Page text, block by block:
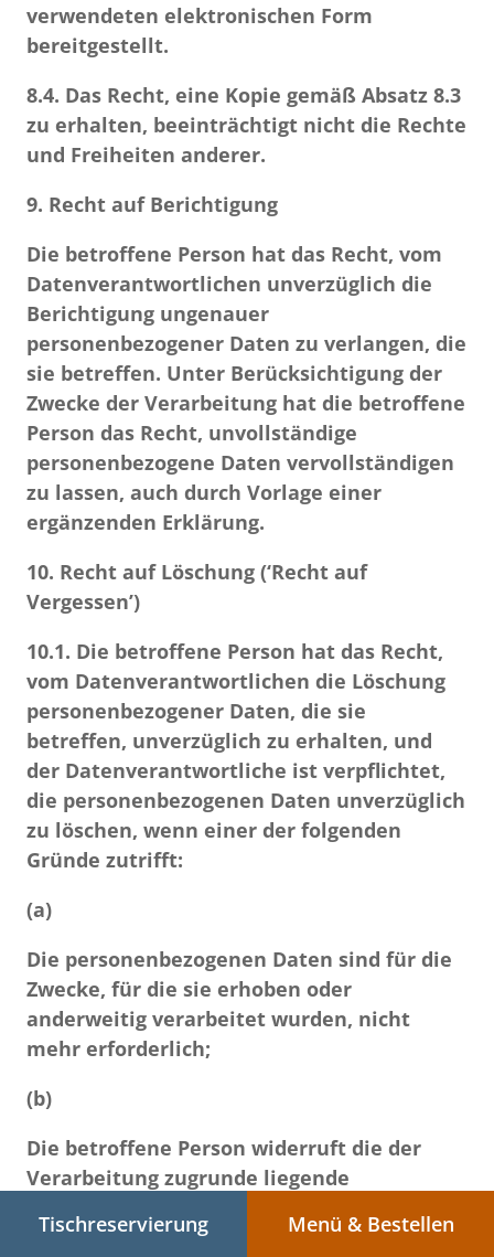
verwendeten elektronischen Form
bereitgestellt.
8.4. Das Recht, eine Kopie gemäß Absatz 8.3
zu erhalten, beeinträchtigt nicht die Rechte
und Freiheiten anderer.
9. Recht auf Berichtigung
Die betroffene Person hat das Recht, vom
Datenverantwortlichen unverzüglich die
Berichtigung ungenauer
personenbezogener Daten zu verlangen, die
sie betreffen. Unter Berücksichtigung der
Zwecke der Verarbeitung hat die betroffene
Person das Recht, unvollständige
personenbezogene Daten vervollständigen
zu lassen, auch durch Vorlage einer
ergänzenden Erklärung.
10. Recht auf Löschung (‘Recht auf
Vergessen’)
10.1. Die betroffene Person hat das Recht,
vom Datenverantwortlichen die Löschung
personenbezogener Daten, die sie
betreffen, unverzüglich zu erhalten, und
der Datenverantwortliche ist verpflichtet,
die personenbezogenen Daten unverzüglich
zu löschen, wenn einer der folgenden
Gründe zutrifft:
(a)
Die personenbezogenen Daten sind für die
Zwecke, für die sie erhoben oder
anderweitig verarbeitet wurden, nicht
mehr erforderlich;
(b)
Die betroffene Person widerruft die der
Verarbeitung zugrunde liegende
Grundlage der Einwilligung der betroffenen
Tischreservierung Menü & Bestellen